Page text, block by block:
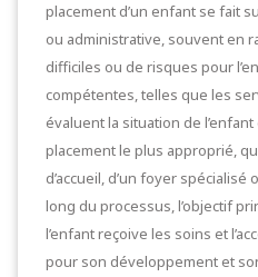
placement d’un enfant se fait
ou administrative, souvent en
difficiles ou de risques pour
compétentes, telles que les
évaluent la situation de
placement le plus approprié,
d’accueil, d’un foyer
long du processus, l’objectif
l’enfant reçoive les soins et
pour son développement et